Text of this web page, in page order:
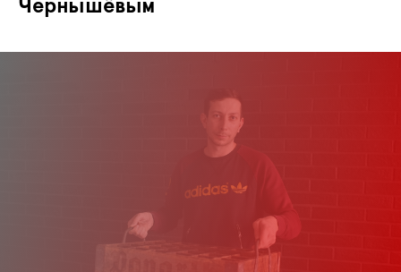
Чернышёвым